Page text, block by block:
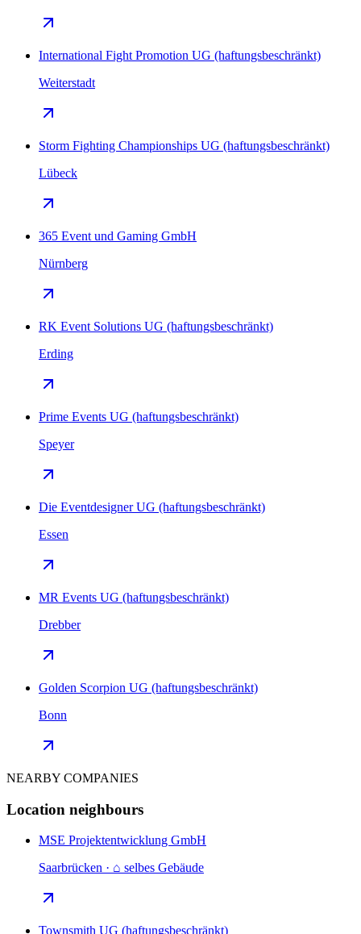
International Fight Promotion UG (haftungsbeschränkt)
Weiterstadt
Storm Fighting Championships UG (haftungsbeschränkt)
Lübeck
365 Event und Gaming GmbH
Nürnberg
RK Event Solutions UG (haftungsbeschränkt)
Erding
Prime Events UG (haftungsbeschränkt)
Speyer
Die Eventdesigner UG (haftungsbeschränkt)
Essen
MR Events UG (haftungsbeschränkt)
Drebber
Golden Scorpion UG (haftungsbeschränkt)
Bonn
NEARBY COMPANIES
Location neighbours
MSE Projektentwicklung GmbH
Saarbrücken · ⌂ selbes Gebäude
Townsmith UG (haftungsbeschränkt)